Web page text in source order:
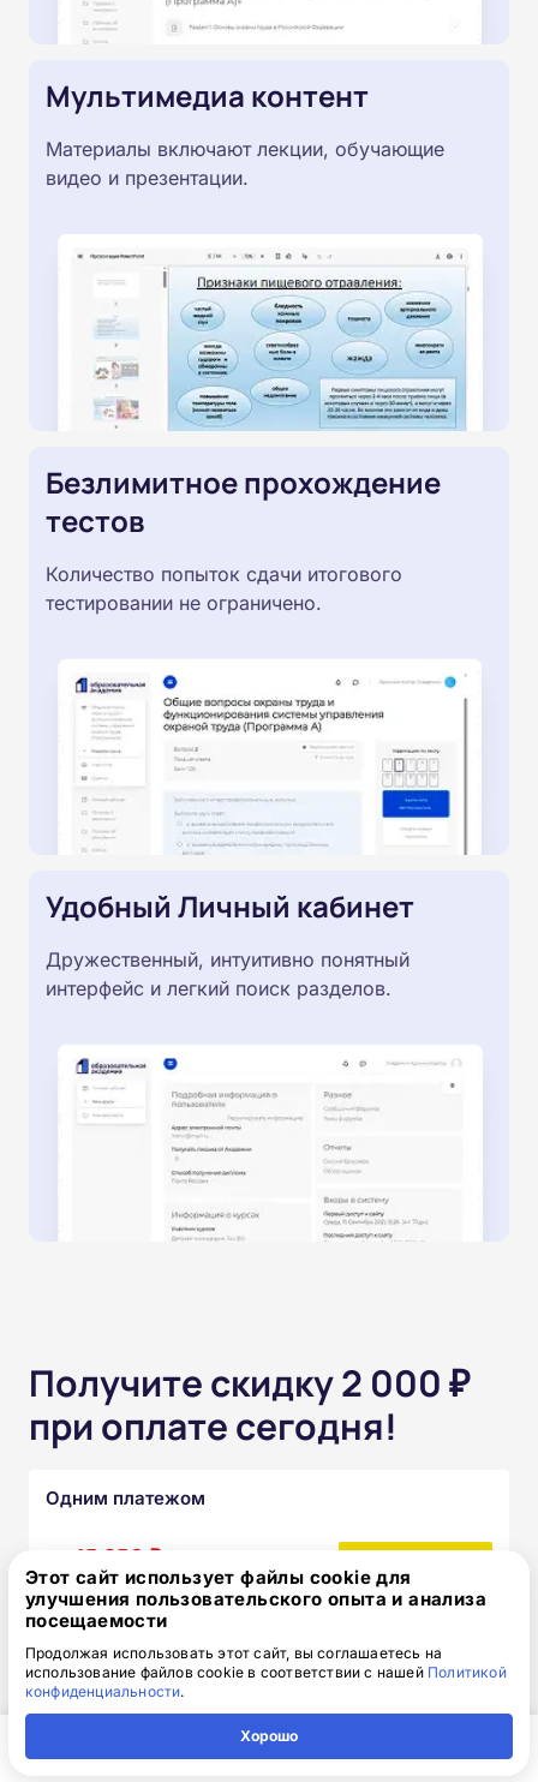
Мультимедиа контент
Материалы включают лекции, обучающие
видео и презентации.
Безлимитное прохождение
тестов
Количество попыток сдачи итогового
тестировании не ограничено.
Удобный Личный кабинет
Дружественный, интуитивно понятный
интерфейс и легкий поиск разделов.
Получите скидку 2 000 ₽
при оплате сегодня!
Одним платежом
от 15 850 ₽
от 1 320₽/месяц
Этот сайт использует файлы cookie для
улучшения пользовательского опыта и анализа
посещаемости
Продолжая использовать этот сайт, вы соглашаетесь на
использование файлов cookie в соответствии с нашей Политикой
конфиденциальности.
Хорошо